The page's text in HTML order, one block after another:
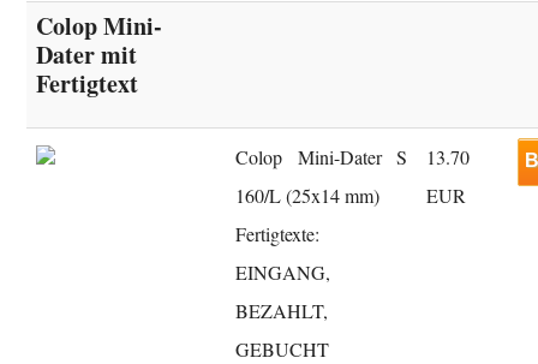
Colop Mini-
Dater mit
Fertigtext
Colop Mini-Dater S
160/L (25x14 mm)
Fertigtexte:
EINGANG,
BEZAHLT,
GEBUCHT
13.70
EUR